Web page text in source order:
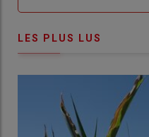
LES PLUS LUS